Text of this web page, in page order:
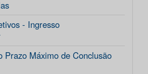
- Ingresso
Prazo Máximo de Conclusão